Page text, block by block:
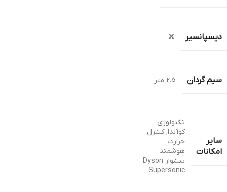
دیسپانسیر ❌
سیم گردان 2.5 متر
سایر
امکانات
تکنولوژی
کوآندا,کنترل
حرارت
هوشمند
سشوار Dyson
Supersonic